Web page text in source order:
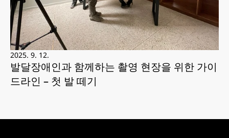
2025. 9. 12.
발달장애인과 함께하는 촬영 현장을 위한 가이
드라인 – 첫 발 떼기